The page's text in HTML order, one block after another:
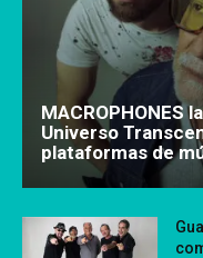
MACROPHONES
Universo
plataformas de